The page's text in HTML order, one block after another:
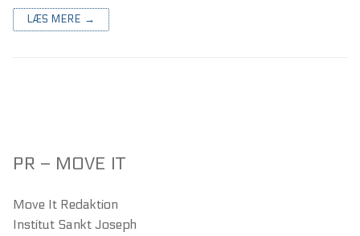
LÆS MERE →
PR – MOVE IT
Move It Redaktion
Institut Sankt Joseph